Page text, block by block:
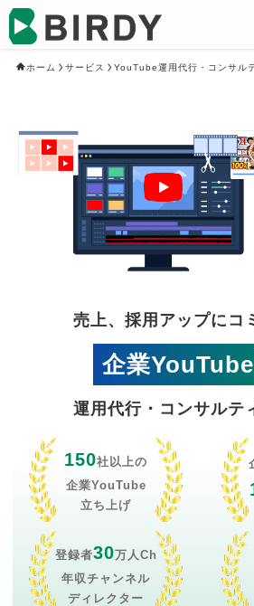
ホーム サービス YouTube運用代行・コンサル
売上、採用アップにコ
企業
運用代行・コンサルテ
150社以上の
企業YouTube
立ち上げ
登録者30万人Ch
年収チャンネル
ディレクター